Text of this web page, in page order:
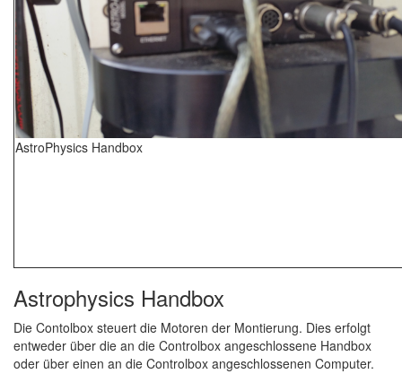
AstroPhysics Handbox
Astrophysics Handbox
Die Contolbox steuert die Motoren der Montierung. Dies erfolgt
entweder über die an die Controlbox angeschlossene Handbox
oder über einen an die Controlbox angeschlossenen Computer.